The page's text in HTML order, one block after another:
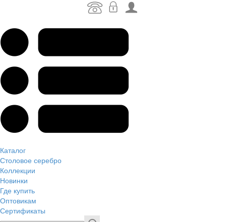
Каталог
Столовое серебро
Коллекции
Новинки
Где купить
Оптовикам
Сертификаты